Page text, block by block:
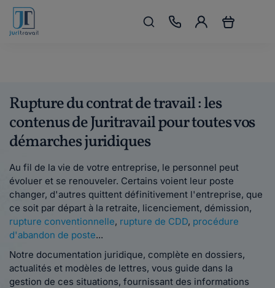
Rupture du contrat de travail : les
contenus de Juritravail pour toutes vos
démarches juridiques
Au fil de la vie de votre entreprise, le personnel peut
évoluer et se renouveler. Certains voient leur poste
changer, d'autres quittent définitivement l'entreprise, que
ce soit par départ à la retraite, licenciement, démission,
rupture conventionnelle, rupture de CDD, procédure
d'abandon de poste...
Notre documentation juridique, complète en dossiers,
actualités et modèles de lettres, vous guide dans la
gestion de ces situations, fournissant des informations